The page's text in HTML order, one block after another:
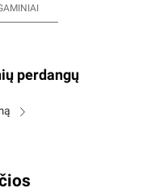
perdangų